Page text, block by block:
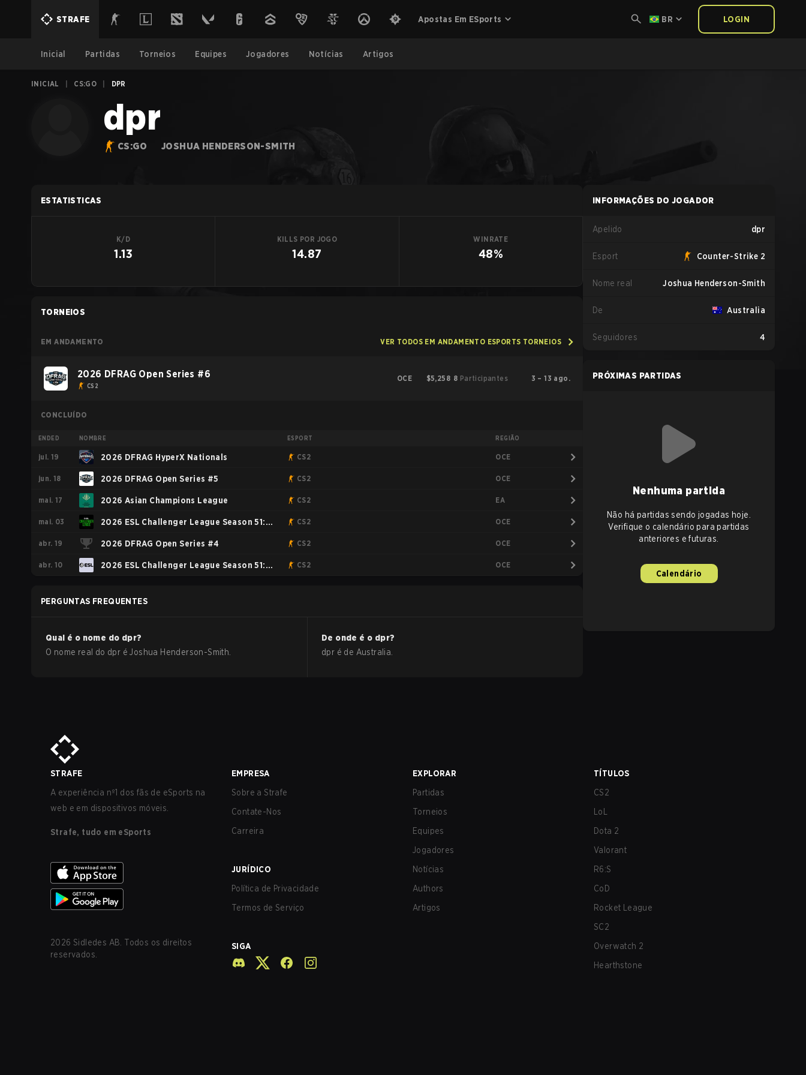
STRAFE Apostas Em ESports BR LOGIN
Inicial Partidas Torneios Equipes Jogadores Notícias Artigos
INICIAL CS:GO DPR
dpr
CS:GO JOSHUA HENDERSON-SMITH
ESTATISTICAS
K/D
1.13
KILLS POR JOGO
14.87
WINRATE
48%
TORNEIOS
EM ANDAMENTO VER TODOS EM ANDAMENTO ESPORTS TORNEIOS
2026 DFRAG Open Series #6
CS2
OCE $5,258 8 Participantes 3 – 13 ago.
CONCLUÍDO
ENDED NOMBRE ESPORT REGIÃO
jul. 19 2026 DFRAG HyperX Nationals CS2 OCE
jun. 18 2026 DFRAG Open Series #5 CS2 OCE
mai. 17 2026 Asian Champions League CS2 EA
mai. 03 2026 ESL Challenger League Season 51:
Oceania - Cup #4
CS2 OCE
abr. 19 2026 DFRAG Open Series #4 CS2 OCE
abr. 10 2026 ESL Challenger League Season 51: CS2 OCE
PERGUNTAS FREQUENTES
Qual é o nome do dpr?
O nome real do dpr éJoshua Henderson-Smith
De onde é o dpr?
dpr é de Australia
INFORMAÇÕES DO JOGADOR
Apelido dpr
Esport Counter-Strike 2
Nome real Joshua Henderson-Smith
De Australia
Seguidores 4
PRÓXIMAS PARTIDAS
Nenhuma partida
Não há partidas sendo jogadas hoje.
Verifique o calendário para partidas
anteriores e futuras.
Calendário
STRAFE
A experiência nº1 dos fãs de eSports na
web e em dispositivos móveis.
Strafe, tudo em eSports
2026 Sidledes AB. Todos os direitos
reservados.
EMPRESA
Sobre a Strafe
Contate-Nos
Carreira
JURÍDICO
Política de Privacidade
Termos de Serviço
SIGA
EXPLORAR
Partidas
Torneios
Equipes
Jogadores
Notícias
Authors
Artigos
TÍTULOS
CS2
LoL
Dota 2
Valorant
R6:S
CoD
Rocket League
SC2
Overwatch 2
Hearthstone